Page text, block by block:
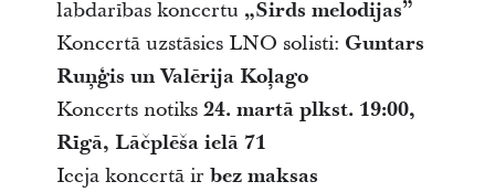
labdarības koncertu „Sirds melodijas”
Koncertā uzstāsies LNO solisti: Guntars
Ruņģis un Valērija Koļago
Koncerts notiks 24. martā plkst. 19:00,
Rīgā, Lāčplēša ielā 71
Ieeja koncertā ir bez maksas